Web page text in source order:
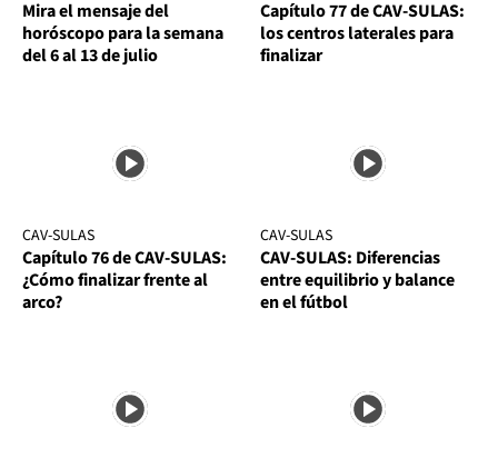
Mira el mensaje del
horóscopo para la semana
del 6 al 13 de julio
Capítulo 77 de CAV-SULAS:
los centros laterales para
finalizar
CAV-SULAS
Capítulo 76 de CAV-SULAS:
¿Cómo finalizar frente al
arco?
CAV-SULAS
CAV-SULAS: Diferencias
entre equilibrio y balance
en el fútbol